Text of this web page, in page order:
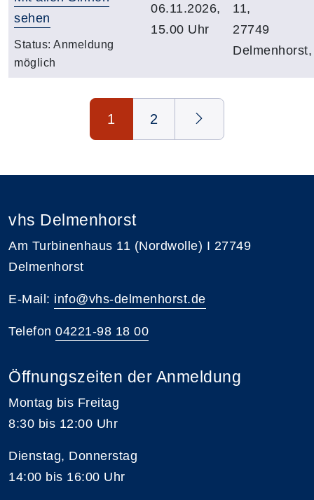
sehen
Status: Anmeldung
möglich
06.11.2026,
15.00 Uhr
11,
27749
Delmenhorst,
1 2
vhs Delmenhorst
Am Turbinenhaus 11 (Nordwolle) I 27749
Delmenhorst
E-Mail: info@vhs-delmenhorst.de
Telefon 04221-98 18 00
Öffnungszeiten der Anmeldung
Montag bis Freitag
8:30 bis 12:00 Uhr
Dienstag, Donnerstag
14:00 bis 16:00 Uhr